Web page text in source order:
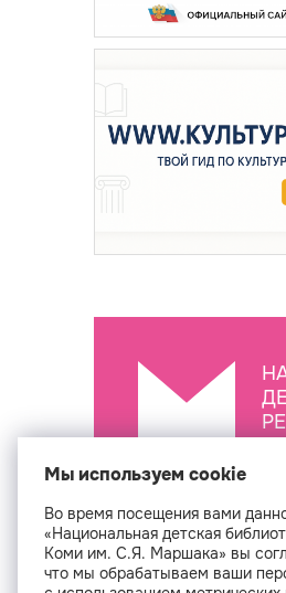
Мы используем cookie
Во время посещения вами
«Национальная детская
Коми им. С.Я. Маршака» вы
что мы обрабатываем ваши